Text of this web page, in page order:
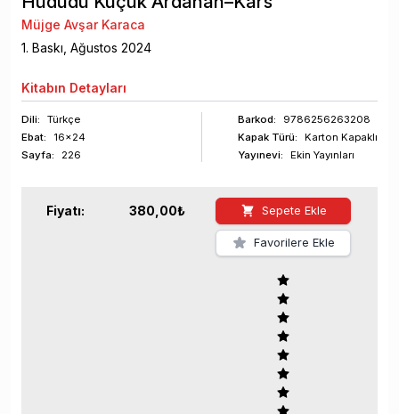
Müjge Avşar Karaca
1. Baskı, Ağustos 2024
Kitabın Detayları
Dili:
Türkçe
Ebat:
16x24
Sayfa: 226
Barkod:
9786256263208
Kapak Türü:
Karton Kapaklı
Yayınevi:
Ekin Yayınları
Fiyatı: 380,00₺ Sepete Ekle
Favorilere Ekle